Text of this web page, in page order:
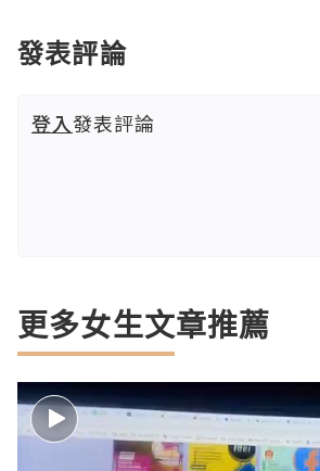
發表評論
登入發表評論
更多女生文章推薦